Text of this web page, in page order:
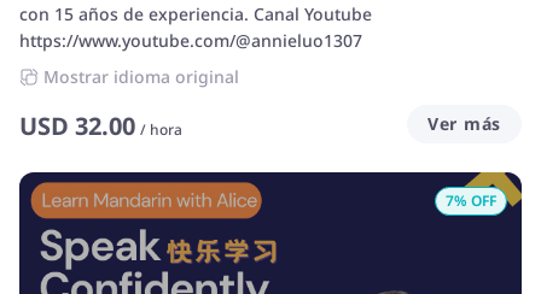
con 15 años de experiencia. Canal Youtube
https://www.youtube.com/@annieluo1307
Mostrar idioma original
USD 32.00 / hora Ver más
7% OFF